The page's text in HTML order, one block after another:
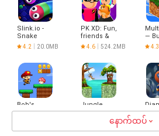
Slink.io -
Snake
Game
4.2 20.0MB
PK XD: Fun,
friends &
games
4.6 524.2MB
—
and
4.3
Bob's
World -
Jungle
Adventures
47.3MB 4.2
နောက်ထပ်